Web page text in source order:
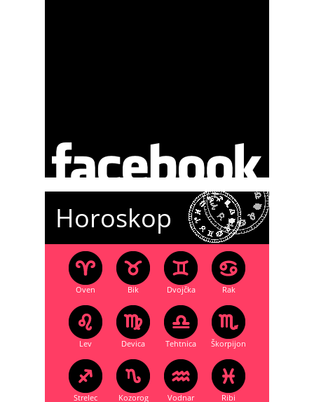
Horoskop
Oven Bik Dvojčka Rak
Lev Devica Tehtnica Škorpijon
Strelec Kozorog Vodnar Ribi